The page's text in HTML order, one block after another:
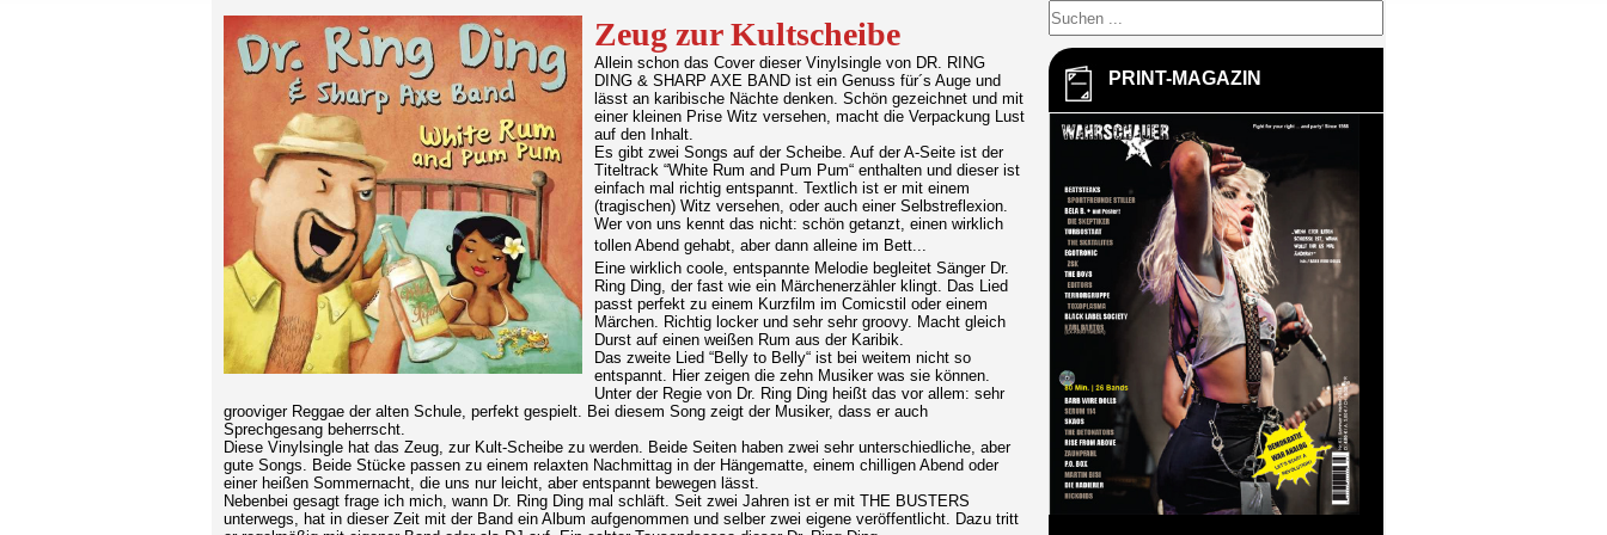
Zeug zur Kultscheibe
Allein schon das Cover dieser Vinylsingle von DR. RING
DING & SHARP AXE BAND ist ein Genuss für´s Auge und
lässt an karibische Nächte denken. Schön gezeichnet und mit
einer kleinen Prise Witz versehen, macht die Verpackung Lust
auf den Inhalt.
Es gibt zwei Songs auf der Scheibe. Auf der A-Seite ist der
Titeltrack “White Rum and Pum Pum“ enthalten und dieser ist
einfach mal richtig entspannt. Textlich ist er mit einem
(tragischen) Witz versehen, oder auch einer Selbstreflexion.
Wer von uns kennt das nicht: schön getanzt, einen wirklich
tollen Abend gehabt, aber dann alleine im Bett...
Eine wirklich coole, entspannte Melodie begleitet Sänger Dr.
Ring Ding, der fast wie ein Märchenerzähler klingt. Das Lied
passt perfekt zu einem Kurzfilm im Comicstil oder einem
Märchen. Richtig locker und sehr sehr groovy. Macht gleich
Durst auf einen weißen Rum aus der Karibik.
Das zweite Lied “Belly to Belly“ ist bei weitem nicht so
entspannt. Hier zeigen die zehn Musiker was sie können.
Unter der Regie von Dr. Ring Ding heißt das vor allem: sehr
grooviger Reggae der alten Schule, perfekt gespielt. Bei diesem Song zeigt der Musiker, dass er auch
Sprechgesang beherrscht.
Diese Vinylsingle hat das Zeug, zur Kult-Scheibe zu werden. Beide Seiten haben zwei sehr unterschiedliche, aber
gute Songs. Beide Stücke passen zu einem relaxten Nachmittag in der Hängematte, einem chilligen Abend oder
einer heißen Sommernacht, die uns nur leicht, aber entspannt bewegen lässt.
Nebenbei gesagt frage ich mich, wann Dr. Ring Ding mal schläft. Seit zwei Jahren ist er mit THE BUSTERS
unterwegs, hat in dieser Zeit mit der Band ein Album aufgenommen und selber zwei eigene veröffentlicht. Dazu tritt
PRINT-MAGAZIN